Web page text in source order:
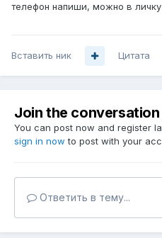
телефон напиши, можно в личку
Вставить ник Цитата
Join the conversation
You can post now and register
sign in now to post with your
Ответить в тему...